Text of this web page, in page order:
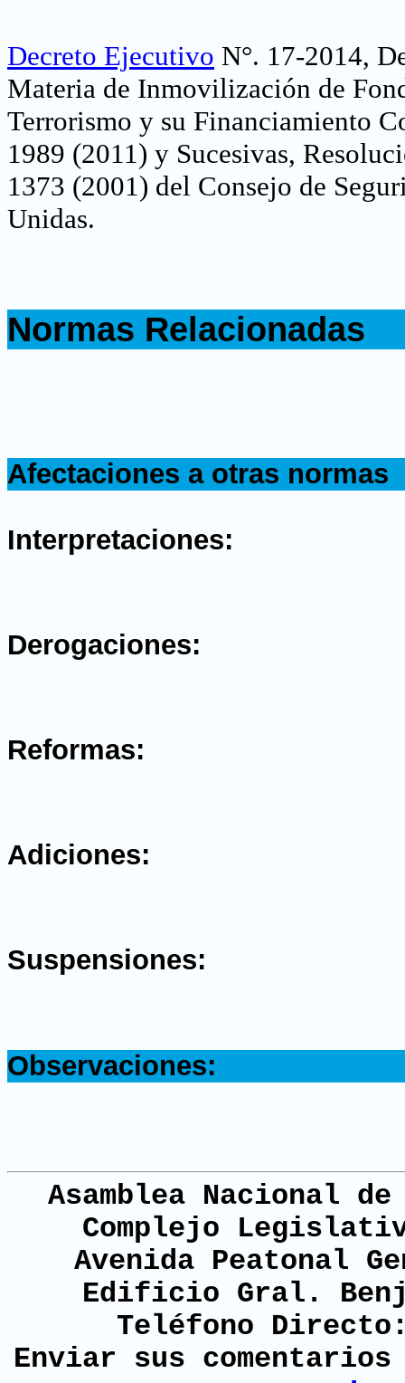
Decreto Ejecutivo N°. 17-2014,
Materia de Inmovilización de
Terrorismo y su Financiamiento
1989 (2011) y Sucesivas,
1373 (2001) del Consejo de
Unidas.
Normas Relacionadas
Afectaciones a otras normas
Interpretaciones:
Derogaciones:
Reformas:
Adiciones:
Suspensiones:
Observaciones:
Asamblea Nacional
Complejo
Avenida Peatonal
Edificio Gral.
Teléfono
Enviar sus